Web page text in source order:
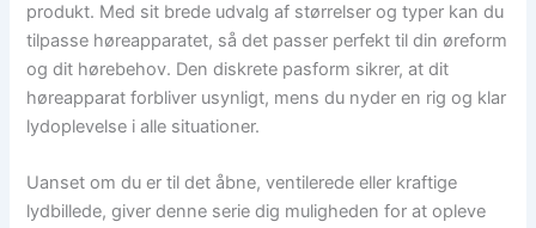
produkt. Med sit brede udvalg af størrelser og typer kan du
tilpasse høreapparatet, så det passer perfekt til din øreform
og dit hørebehov. Den diskrete pasform sikrer, at dit
høreapparat forbliver usynligt, mens du nyder en rig og klar
lydoplevelse i alle situationer.
Uanset om du er til det åbne, ventilerede eller kraftige
lydbillede, giver denne serie dig muligheden for at opleve